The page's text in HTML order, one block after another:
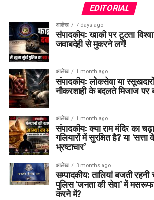
EDITORIAL
आलेख 7 days ago
संपादकीय: खाकी पर टूटता
जवाबदेही से मुकरने लगें!
आलेख 1 month ago
संपादकीय: लोकसेवा या
नौकरशाही के बदलते मिजाज पर
आलेख 1 month ago
संपादकीय: क्या राम मंदिर का
गलियारों में सुरक्षित है? या
भ्रष्टाचार’
आलेख 3 months ago
सम्पादकीय: तालियां बजती रहनी
पुलिस ‘जनता की सेवा’ में मसरूफ
करने में?